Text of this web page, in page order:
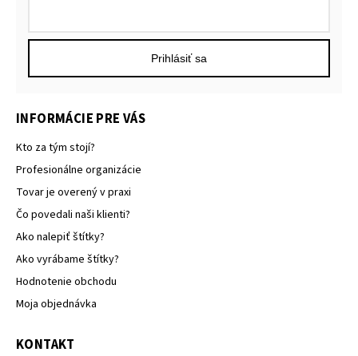
INFORMÁCIE PRE VÁS
Kto za tým stojí?
Profesionálne organizácie
Tovar je overený v praxi
Čo povedali naši klienti?
Ako nalepiť štítky?
Ako vyrábame štítky?
Hodnotenie obchodu
Moja objednávka
KONTAKT
Prihlásiť sa